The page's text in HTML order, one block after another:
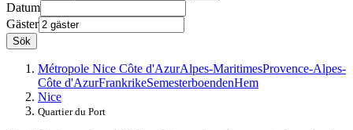
Datum
Gäster
Sök
Métropole Nice Côte d'AzurAlpes-MaritimesProvence-Alpes-
Côte d'AzurFrankrikeSemesterboendenHem
Nice
Quartier du Port